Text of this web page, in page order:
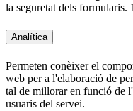
la seguretat dels formularis.
Analítica
Permeten conèixer el
web per a l'elaboració de
tal de millorar en funció de
usuaris del servei.